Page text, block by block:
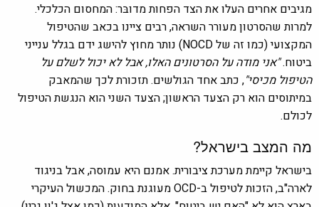
מגיבים אחרים העלו את הצד הפחות מדובּר: המחסום הכלכלי.
למרות שהסרטון מעורר השראה, רבים ציינו בכאב שהטיפול
המקצועי (כמו זה של NOCD) נותר מחוץ להישג ידם בגלל ענייני
ביטוח."אני מודה על הסרטונים האלו, אבל לא יכול לשלם על
הטיפול מכיסי", כתב אחד הגולשים. תזכורת לכך שהמאבק
במיתוסים הוא רק הצעד הראשון; הצעד השני הוא הנגשת הטיפול
לכולם.
מה המצב בישראל?
בישראל קיימת מערכת ציבורית. אמנם היא עמוסה, אבל בניגוד
לארה"ב, הזכות לטיפול ב-OCD מעוגנת בחוק. המכשול העיקרי